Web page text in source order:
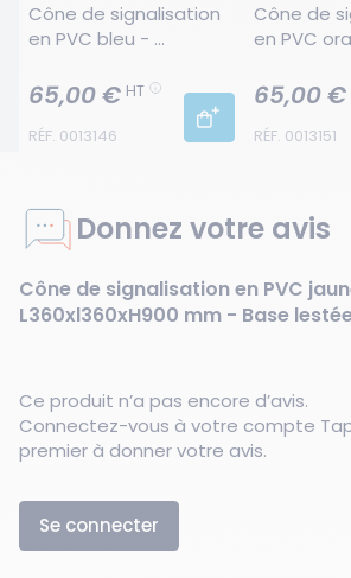
Cône de signalisation
en PVC bleu -
Base lestée
RÉF. 0013146
65,00 € HT
Cône de
en PVC
Base
RÉF. 0013151
65,00 €
Donnez votre avis
Cône de signalisation en PVC
L360xl360xH900 mm - Base
Ce produit n’a pas encore d’avis.
Connectez-vous à votre compte
premier à donner votre avis.
Se connecter